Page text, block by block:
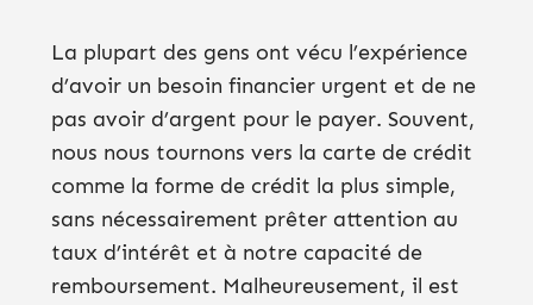
La plupart des gens ont vécu l’expérience
d’avoir un besoin financier urgent et de ne
pas avoir d’argent pour le payer. Souvent,
nous nous tournons vers la carte de crédit
comme la forme de crédit la plus simple,
sans nécessairement prêter attention au
taux d’intérêt et à notre capacité de
remboursement. Malheureusement, il est